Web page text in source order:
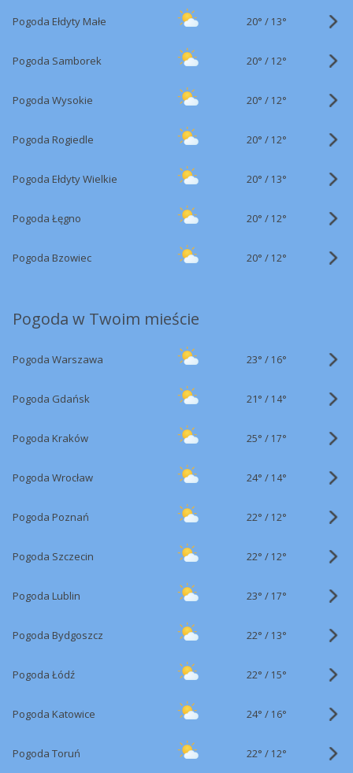
Pogoda Ełdyty Małe 20° / 13°
Pogoda Samborek 20° / 12°
Pogoda Wysokie 20° / 12°
Pogoda Rogiedle 20° / 12°
Pogoda Ełdyty Wielkie 20° / 13°
Pogoda Łęgno 20° / 12°
Pogoda Bzowiec 20° / 12°
Pogoda w Twoim mieście
Pogoda Warszawa 23° / 16°
Pogoda Gdańsk 21° / 14°
Pogoda Kraków 25° / 17°
Pogoda Wrocław 24° / 14°
Pogoda Poznań 22° / 12°
Pogoda Szczecin 22° / 12°
Pogoda Lublin 23° / 17°
Pogoda Bydgoszcz 22° / 13°
Pogoda Łódź 22° / 15°
Pogoda Katowice 24° / 16°
Pogoda Toruń 22° / 12°